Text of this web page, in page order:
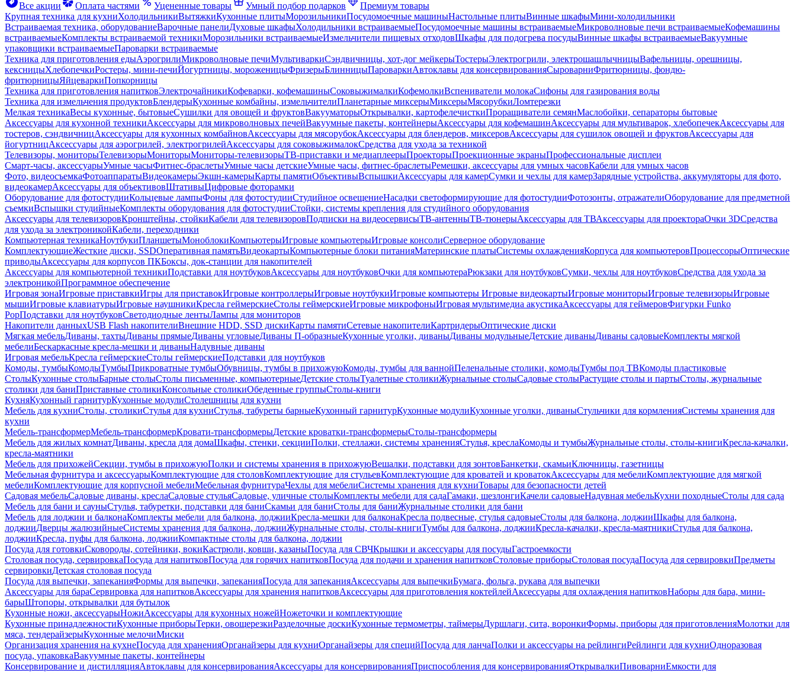
Все акции
Оплата частями Уцененные товары Умный подбор подарков
Премиум товары
Крупная техника для кухниХолодильникиВытяжкиКухонные плитыМорозильникиПосудомоечные машиныНастольные плитыВинные шкафыМини-холодильники
Встраиваемая техника, оборудованиеВарочные панелиДуховые шкафыХолодильники встраиваемыеПосудомоечные машины встраиваемыеМикроволновые печи встраиваемыеКофемашины
встраиваемыеКомплекты встраиваемой техникиМорозильники встраиваемыеИзмельчители пищевых отходовШкафы для подогрева посудыВинные шкафы встраиваемыеВакуумные
упаковщики встраиваемыеПароварки встраиваемые
Техника для приготовления едыАэрогрилиМикроволновые печиМультиваркиСэндвичницы, хот-дог мейкерыТостерыЭлектрогрили, электрошашлычницыВафельницы, орешницы,
кексницыХлебопечкиРостеры, мини-печиЙогуртницы, мороженицыФризерыБлинницыПароваркиАвтоклавы для консервированияСыроварниФритюрницы, фондю-
фритюрницыЯйцеваркиПопкорницы
Техника для приготовления напитковЭлектрочайникиКофеварки, кофемашиныСоковыжималкиКофемолкиВспениватели молокаСифоны для газирования воды
Техника для измельчения продуктовБлендерыКухонные комбайны, измельчителиПланетарные миксерыМиксерыМясорубкиЛомтерезки
Мелкая техникаВесы кухонные, бытовыеСушилки для овощей и фруктовВакууматорыОткрывалки, картофелечисткиПроращиватели семянМаслобойки, сепараторы бытовые
Аксессуары для кухонной техникиАксессуары для микроволновых печейВакуумные пакеты, контейнерыАксессуары для кофемашинАксессуары для мультиварок, хлебопечекАксессуары для
тостеров, сэндвичницАксессуары для кухонных комбайновАксессуары для мясорубокАксессуары для блендеров, миксеровАксессуары для сушилок овощей и фруктовАксессуары для
йогуртницАксессуары для аэрогрилей, электрогрилейАксессуары для соковыжималокСредства для ухода за техникой
Телевизоры, мониторыТелевизорыМониторыМониторы-телевизорыТВ-приставки и медиаплеерыПроекторыПроекционные экраныПрофессиональные дисплеи
Смарт-часы, аксессуарыУмные часыФитнес-браслетыУмные часы детскиеУмные часы, фитнес-браслетыРемешки, аксессуары для умных часовКабели для умных часов
Фото, видеосъемкаФотоаппаратыВидеокамерыЭкшн-камерыКарты памятиОбъективыВспышкиАксессуары для камерСумки и чехлы для камерЗарядные устройства, аккумуляторы для фото,
видеокамерАксессуары для объективовШтативыЦифровые фоторамки
Оборудование для фотостудииКольцевые лампыФоны для фотостудииСтудийное освещениеНасадки светоформирующие для фотостудииФотозонты, отражателиОборудование для предметной
съемкиВспышки студийныеКомплекты оборудования для фотостудииСтойки, системы крепления для студийного оборудования
Аксессуары для телевизоровКронштейны, стойкиКабели для телевизоровПодписки на видеосервисыТВ-антенныТВ-тюнерыАксессуары для ТВАксессуары для проектораОчки 3DСредства
для ухода за электроникойКабели, переходники
Компьютерная техникаНоутбукиПланшетыМоноблокиКомпьютерыИгровые компьютерыИгровые консолиСерверное оборудование
КомплектующиеЖесткие диски, SSDОперативная памятьВидеокартыКомпьютерные блоки питанияМатеринские платыСистемы охлажденияКорпуса для компьютеровПроцессорыОптические
приводыАксессуары для корпусов ПКБоксы, док-станции для накопителей
Аксессуары для компьютерной техникиПодставки для ноутбуковАксессуары для ноутбуковОчки для компьютераРюкзаки для ноутбуковСумки, чехлы для ноутбуковСредства для ухода за
электроникойПрограммное обеспечение
Игровая зонаИгровые приставкиИгры для приставокИгровые контроллерыИгровые ноутбукиИгровые компьютеры Игровые видеокартыИгровые мониторыИгровые телевизорыИгровые
мышиИгровые клавиатурыИгровые наушникиКресла геймерскиеСтолы геймерскиеИгровые микрофоныИгровая мультимедиа акустикаАксессуары для геймеровФигурки Funko
PopПодставки для ноутбуковСветодиодные лентыЛампы для мониторов
Накопители данныхUSB Flash накопителиВнешние HDD, SSD дискиКарты памятиСетевые накопителиКартридерыОптические диски
Мягкая мебельДиваны, тахтыДиваны прямыеДиваны угловыеДиваны П-образныеКухонные уголки, диваныДиваны модульныеДетские диваныДиваны садовыеКомплекты мягкой
мебелиБескаркасные кресла-мешки и диваныНадувные диваны
Игровая мебельКресла геймерскиеСтолы геймерскиеПодставки для ноутбуков
Комоды, тумбыКомодыТумбыПрикроватные тумбыОбувницы, тумбы в прихожуюКомоды, тумбы для ваннойПеленальные столики, комодыТумбы под ТВКомоды пластиковые
СтолыКухонные столыБарные столыСтолы письменные, компьютерныеДетские столыТуалетные столикиЖурнальные столыСадовые столыРастущие столы и партыСтолы, журнальные
столики для баниПриставные столикиКонсольные столикиОбеденные группыСтолы-книги
КухняКухонный гарнитурКухонные модулиСтолешницы для кухни
Мебель для кухниСтолы, столикиСтулья для кухниСтулья, табуреты барныеКухонный гарнитурКухонные модулиКухонные уголки, диваныСтульчики для кормленияСистемы хранения для
кухни
Мебель-трансформерМебель-трансформерКровати-трансформерыДетские кроватки-трансформерыСтолы-трансформеры
Мебель для жилых комнатДиваны, кресла для домаШкафы, стенки, секцииПолки, стеллажи, системы храненияСтулья, креслаКомоды и тумбыЖурнальные столы, столы-книгиКресла-качалки,
кресла-маятники
Мебель для прихожейСекции, тумбы в прихожуюПолки и системы хранения в прихожуюВешалки, подставки для зонтовБанкетки, скамьиКлючницы, газетницы
Мебельная фурнитура и аксессуарыКомплектующие для столовКомплектующие для стульевКомплектующие для кроватей и кроватокАксессуары для мебелиКомплектующие для мягкой
мебелиКомплектующие для корпусной мебелиМебельная фурнитураЧехлы для мебелиСистемы хранения для кухниТовары для безопасности детей
Садовая мебельСадовые диваны, креслаСадовые стульяСадовые, уличные столыКомплекты мебели для садаГамаки, шезлонгиКачели садовыеНадувная мебельКухни походныеСтолы для сада
Мебель для бани и сауныСтулья, табуретки, подставки для баниСкамьи для баниСтолы для баниЖурнальные столики для бани
Мебель для лоджии и балконаКомплекты мебели для балкона, лоджииКресла-мешки для балконаКресла подвесные, стулья садовыеСтолы для балкона, лоджииШкафы для балкона,
лоджииДверцы жалюзийныеСистемы хранения для балкона, лоджииЖурнальные столы, столы-книгиТумбы для балкона, лоджииКресла-качалки, кресла-маятникиСтулья для балкона,
лоджииКресла, пуфы для балкона, лоджииКомпактные столы для балкона, лоджии
Посуда для готовкиСковороды, сотейники, вокиКастрюли, ковши, казаныПосуда для СВЧКрышки и аксессуары для посудыГастроемкости
Столовая посуда, сервировкаПосуда для напитковПосуда для горячих напитковПосуда для подачи и хранения напитковСтоловые приборыСтоловая посудаПосуда для сервировкиПредметы
сервировкиДетская столовая посуда
Посуда для выпечки, запеканияФормы для выпечки, запеканияПосуда для запеканияАксессуары для выпечкиБумага, фольга, рукава для выпечки
Аксессуары для бараСервировка для напитковАксессуары для хранения напитковАксессуары для приготовления коктейлейАксессуары для охлаждения напитковНаборы для бара, мини-
барыШтопоры, открывалки для бутылок
Кухонные ножи, аксессуарыНожиАксессуары для кухонных ножейНожеточки и комплектующие
Кухонные принадлежностиКухонные приборыТерки, овощерезкиРазделочные доскиКухонные термометры, таймерыДуршлаги, сита, воронкиФормы, приборы для приготовленияМолотки для
мяса, тендерайзерыКухонные мелочиМиски
Организация хранения на кухнеПосуда для храненияОрганайзеры для кухниОрганайзеры для специйПосуда для ланчаПолки и аксессуары на рейлингиРейлинги для кухниОдноразовая
посуда, упаковкаВакуумные пакеты, контейнеры
Консервирование и дистилляцияАвтоклавы для консервированияАксессуары для консервированияПриспособления для консервированияОткрывалкиПивоварниЕмкости для